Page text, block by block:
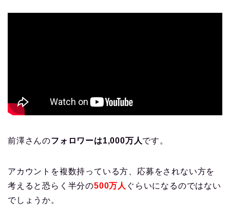
前澤さんのフォロワーは1,000万人です。
アカウントを複数持っている方、応募をされない方を
考えると恐らく半分の500万人 ぐらいになるのではない
でしょうか。